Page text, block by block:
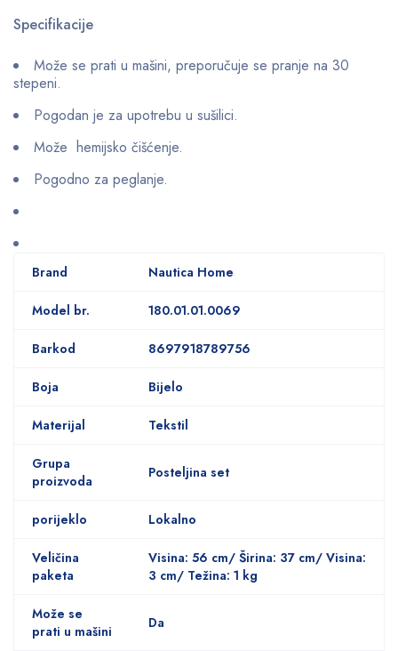
Specifikacije
Može se prati u mašini, preporučuje se pranje na 30
stepeni.
Pogodan je za upotrebu u sušilici.
Može hemijsko čišćenje.
Pogodno za peglanje.
Brand Nautica Home
Model br. 180.01.01.0069
Barkod 8697918789756
Boja Bijelo
Materijal Tekstil
Grupa
proizvoda
Posteljina set
porijeklo Lokalno
Veličina
paketa
Visina: 56 cm/ Širina: 37 cm/ Visina:
3 cm/ Težina: 1 kg
Može se
prati u mašini
Da